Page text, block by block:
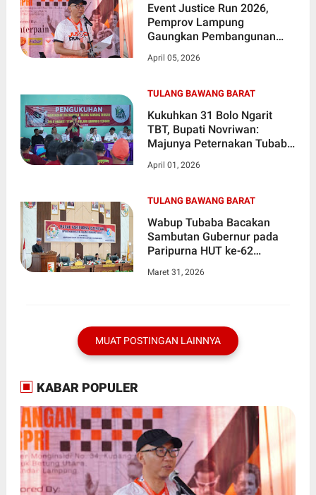
Event Justice Run 2026,
Pemprov Lampung
Gaungkan Pembangunan
Infrastruktur
April 05, 2026
TULANG BAWANG BARAT
Kukuhkan 31 Bolo Ngarit
TBT, Bupati Novriwan:
Majunya Peternakan Tubaba
April 01, 2026
TULANG BAWANG BARAT
Wabup Tubaba Bacakan
Sambutan Gubernur pada
Paripurna HUT ke-62
Maret 31, 2026
MUAT POSTINGAN LAINNYA
KABAR POPULER